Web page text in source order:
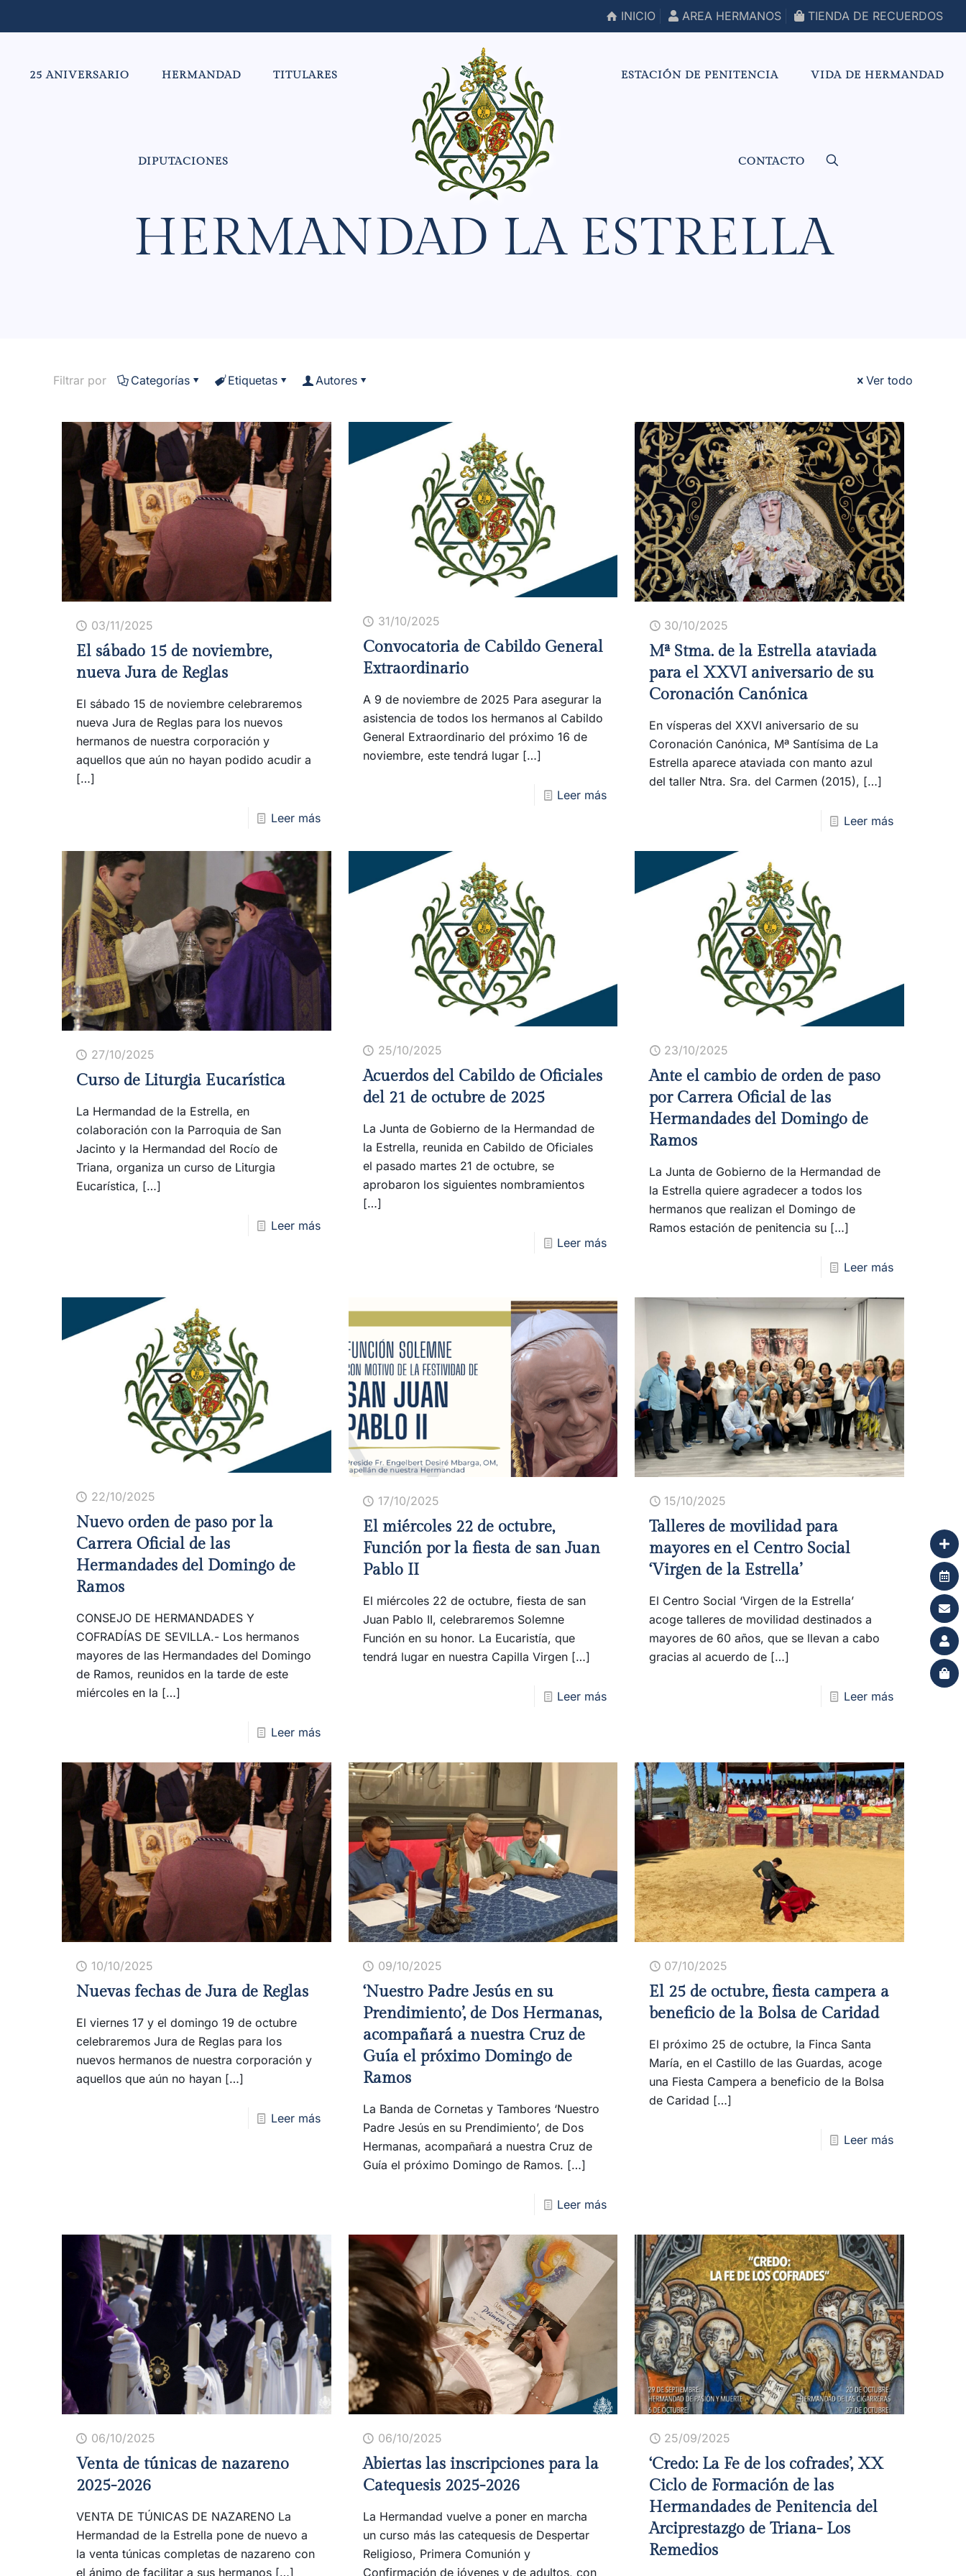
INICIO AREA HERMANOS TIENDA DE RECUERDOS
25 ANIVERSARIO HERMANDAD TITULARES
DIPUTACIONES
ESTACIÓN DE PENITENCIA VIDA DE HERMANDAD
CONTACTO
HERMANDAD LA ESTRELLA
Filtrar por Categorías Etiquetas Autores Ver todo
03/11/2025
El sábado 15 de noviembre,
nueva Jura de Reglas
El sábado 15 de noviembre celebraremos
nueva Jura de Reglas para los nuevos
hermanos de nuestra corporación y
aquellos que aún no hayan podido acudir a
[…]
Leer más
31/10/2025
Convocatoria de Cabildo General
Extraordinario
A 9 de noviembre de 2025 Para asegurar la
asistencia de todos los hermanos al Cabildo
General Extraordinario del próximo 16 de
noviembre, este tendrá lugar[…]
Leer más
30/10/2025
Mª Stma. de la Estrella ataviada
para el XXVI aniversario de su
Coronación Canónica
En vísperas del XXVI aniversario de su
Coronación Canónica, Mª Santísima de La
Estrella aparece ataviada con manto azul
del taller Ntra. Sra. del Carmen (2015), […]
Leer más
27/10/2025
Curso de Liturgia Eucarística
La Hermandad de la Estrella, en
colaboración con la Parroquia de San
Jacinto y la Hermandad del Rocío de
Triana, organiza un curso de Liturgia
Eucarística, […]
Leer más
25/10/2025
Acuerdos del Cabildo de Oficiales
del 21 de octubre de 2025
La Junta de Gobierno de la Hermandad de
la Estrella, reunida en Cabildo de Oficiales
el pasado martes 21 de octubre, se
aprobaron los siguientes nombramientos
[…]
Leer más
23/10/2025
Ante el cambio de orden de paso
por Carrera Oficial de las
Hermandades del Domingo de
Ramos
La Junta de Gobierno de la Hermandad de
la Estrella quiere agradecer a todos los
hermanos que realizan el Domingo de
Ramos estación de penitencia su […]
Leer más
22/10/2025
Nuevo orden de paso por la
Carrera Oficial de las
Hermandades del Domingo de
Ramos
CONSEJO DE HERMANDADES Y
COFRADÍAS DE SEVILLA.- Los hermanos
mayores de las Hermandades del Domingo
de Ramos, reunidos en la tarde de este
miércoles en la […]
Leer más
17/10/2025
El miércoles 22 de octubre,
Función por la fiesta de san Juan
Pablo II
El miércoles 22 de octubre, fiesta de san
Juan Pablo II, celebraremos Solemne
Función en su honor. La Eucaristía, que
tendrá lugar en nuestra Capilla Virgen[…]
Leer más
15/10/2025
Talleres de movilidad para
mayores en el Centro Social
‘Virgen de la Estrella’
El Centro Social ‘Virgen de la Estrella’
acoge talleres de movilidad destinados a
mayores de 60 años, que se llevan a cabo
gracias al acuerdo de […]
Leer más
10/10/2025
Nuevas fechas de Jura de Reglas
El viernes 17 y el domingo 19 de octubre
celebraremos Jura de Reglas para los
nuevos hermanos de nuestra corporación y
aquellos que aún no hayan[…]
Leer más
09/10/2025
‘Nuestro Padre Jesús en su
Prendimiento’, de Dos Hermanas,
acompañará a nuestra Cruz de
Guía el próximo Domingo de
Ramos
La Banda de Cornetas y Tambores ‘Nuestro
Padre Jesús en su Prendimiento’, de Dos
Hermanas, acompañará a nuestra Cruz de
Guía el próximo Domingo de Ramos. […]
Leer más
07/10/2025
El 25 de octubre, fiesta campera a
beneficio de la Bolsa de Caridad
El próximo 25 de octubre, la Finca Santa
María, en el Castillo de las Guardas, acoge
una Fiesta Campera a beneficio de la Bolsa
de Caridad […]
Leer más
06/10/2025
Venta de túnicas de nazareno
2025-2026
VENTA DE TÚNICAS DE NAZARENO La
Hermandad de la Estrella pone de nuevo a
la venta túnicas completas de nazareno con
el ánimo de facilitar a sus hermanos[…]
06/10/2025
Abiertas las inscripciones para la
Catequesis 2025-2026
La Hermandad vuelve a poner en marcha
un curso más las catequesis de Despertar
Religioso, Primera Comunión y
Confirmación de jóvenes y de adultos, con
25/09/2025
‘Credo: La Fe de los cofrades’, XX
Ciclo de Formación de las
Hermandades de Penitencia del
Arciprestazgo de Triana- Los
Remedios